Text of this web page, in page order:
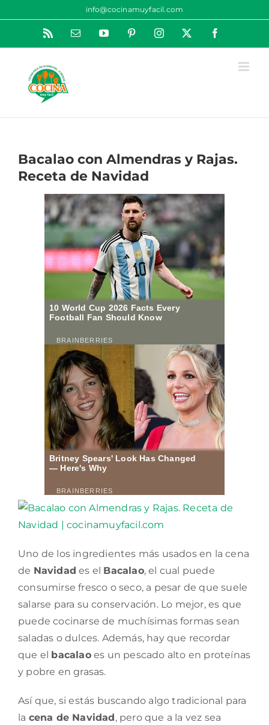
contenido
info@cocinamuyfacil.com
Rss
CorreoYouTubePinterestInstagram
Bacalao con Almendras y Rajas.
Receta de Navidad
Uno de los ingredientes más usados en la cena
de Navidad es el Bacalao, el cual puede
consumirse fresco o seco, a pesar de que suele
salarse para su conservación. Lo mejor, es que
puede cocinarse de muchísimas formas sean
saladas o dulces. Además, hay que recordar
que el bacalaoes un pescado alto en proteínas
y pobre en grasas.
Así que, si estás buscando algo tradicional para
la cena de Navidad, pero que a la vez sea